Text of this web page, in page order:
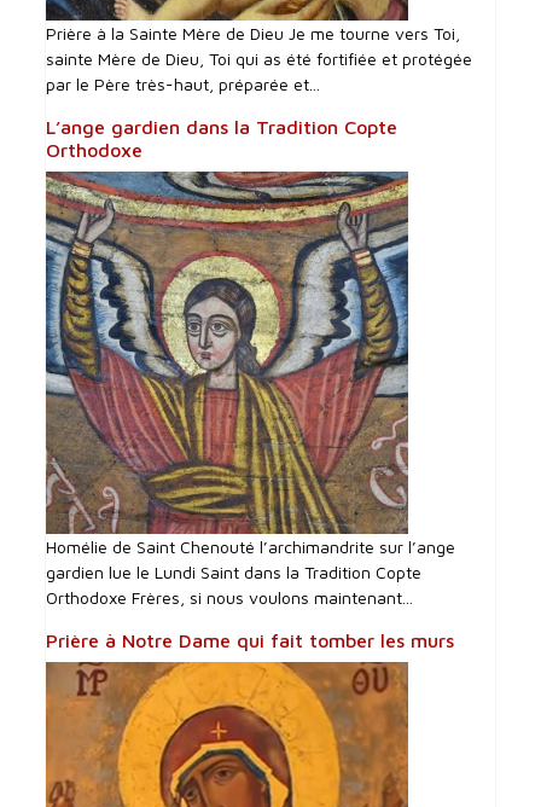
Prière à la Sainte Mère de Dieu Je me tourne vers Toi,
sainte Mère de Dieu, Toi qui as été fortifiée et protégée
par le Père très-haut, préparée et...
L’ange gardien dans la Tradition Copte
Orthodoxe
Homélie de Saint Chenouté l’archimandrite sur l’ange
gardien lue le Lundi Saint dans la Tradition Copte
Orthodoxe Frères, si nous voulons maintenant...
Prière à Notre Dame qui fait tomber les murs